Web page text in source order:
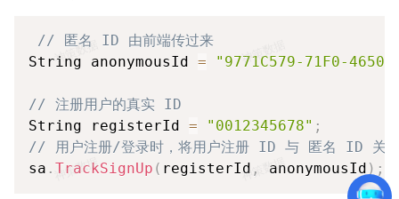
// 匿名 ID 由前端传过来
String anonymousId = "9771C579-71F0-4650-
// 注册用户的真实 ID
String registerId = "0012345678" ;
// 用户注册/登录时，将用户注册 ID 与 匿名 ID 关
sa . TrackSignUp ( registerId , anonymousId ) ;